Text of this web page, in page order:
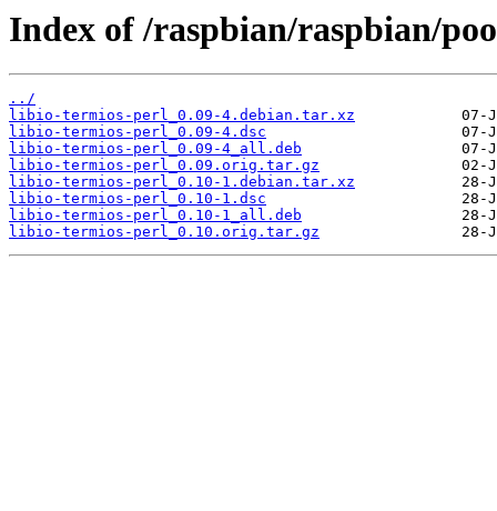
Index of /raspbian/raspbian/
../
libio-termios-perl_0.09-4.debian.tar.xz
libio-termios-perl_0.09-4.dsc
libio-termios-perl_0.09-4_all.deb
libio-termios-perl_0.09.orig.tar.gz
libio-termios-perl_0.10-1.debian.tar.xz
libio-termios-perl_0.10-1.dsc
libio-termios-perl_0.10-1_all.deb
libio-termios-perl_0.10.orig.tar.gz